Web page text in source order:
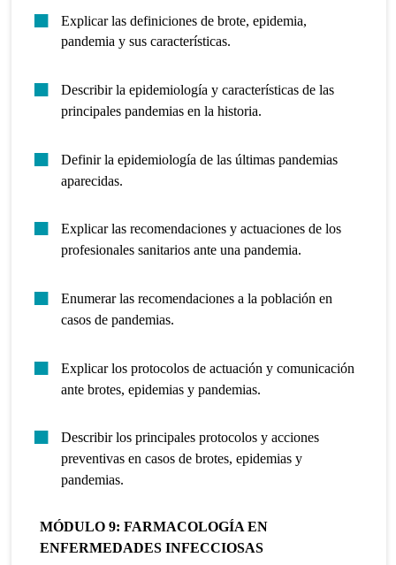
Explicar las definiciones de brote, epidemia,
pandemia y sus características.
Describir la epidemiología y características de las
principales pandemias en la historia.
Definir la epidemiología de las últimas pandemias
aparecidas.
Explicar las recomendaciones y actuaciones de los
profesionales sanitarios ante una pandemia.
Enumerar las recomendaciones a la población en
casos de pandemias.
Explicar los protocolos de actuación y comunicación
ante brotes, epidemias y pandemias.
Describir los principales protocolos y acciones
preventivas en casos de brotes, epidemias y
pandemias.
MÓDULO 9: FARMACOLOGÍA EN
ENFERMEDADES INFECCIOSAS